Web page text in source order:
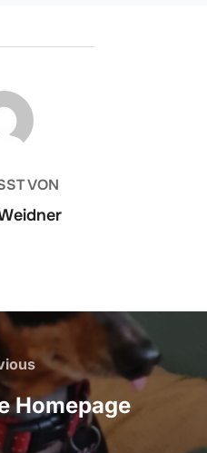
VON
Previous
Homepage